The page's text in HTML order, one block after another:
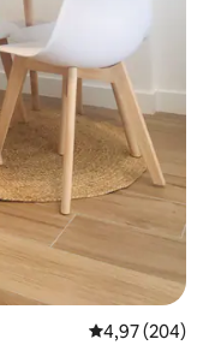
Gemiddelde
4,97 (204)